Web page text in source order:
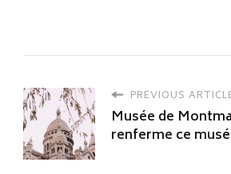
PREVIOUS
Musée de
renferme ce